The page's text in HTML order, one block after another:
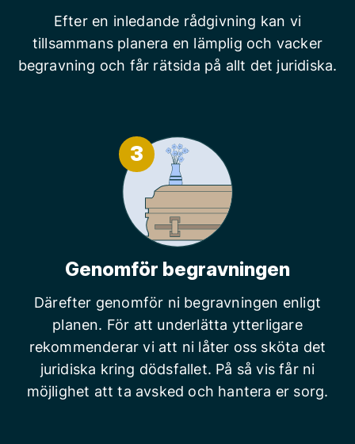
Efter en inledande rådgivning kan vi
tillsammans planera en lämplig och vacker
begravning och får rätsida på allt det juridiska.
3
Genomför begravningen
Därefter genomför ni begravningen enligt
planen. För att underlätta ytterligare
rekommenderar vi att ni låter oss sköta det
juridiska kring dödsfallet. På så vis får ni
möjlighet att ta avsked och hantera er sorg.